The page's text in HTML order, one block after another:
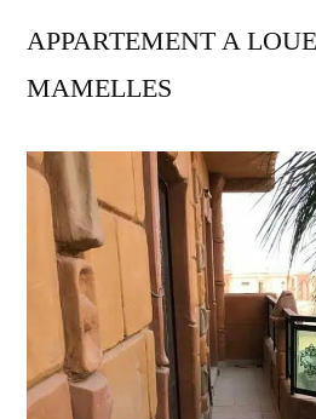
APPARTEMENT A
MAMELLES